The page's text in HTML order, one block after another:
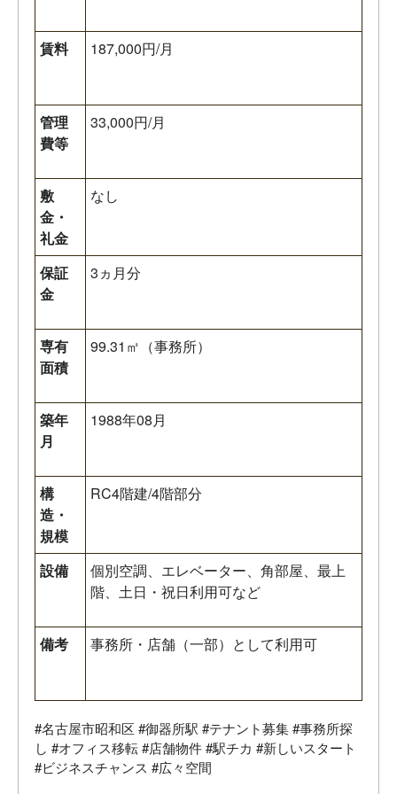
賃料 187,000円/月
管理
費等
33,000円/月
敷
金・
礼金
なし
保証
金
3ヵ月分
専有
面積
99.31㎡（事務所）
築年
月
1988年08月
構
造・
規模
RC4階建/4階部分
設備
個別空調、エレベーター、角部屋、最上
階、土日・祝日利用可など
備考 事務所・店舗（一部）として利用可
#名古屋市昭和区 #御器所駅 #テナント募集 #事務所探
し #オフィス移転 #店舗物件 #駅チカ #新しいスタート
#ビジネスチャンス #広々空間